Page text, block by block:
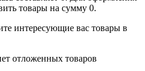
товары на сумму 0.
интересующие вас товары в
отложенных товаров